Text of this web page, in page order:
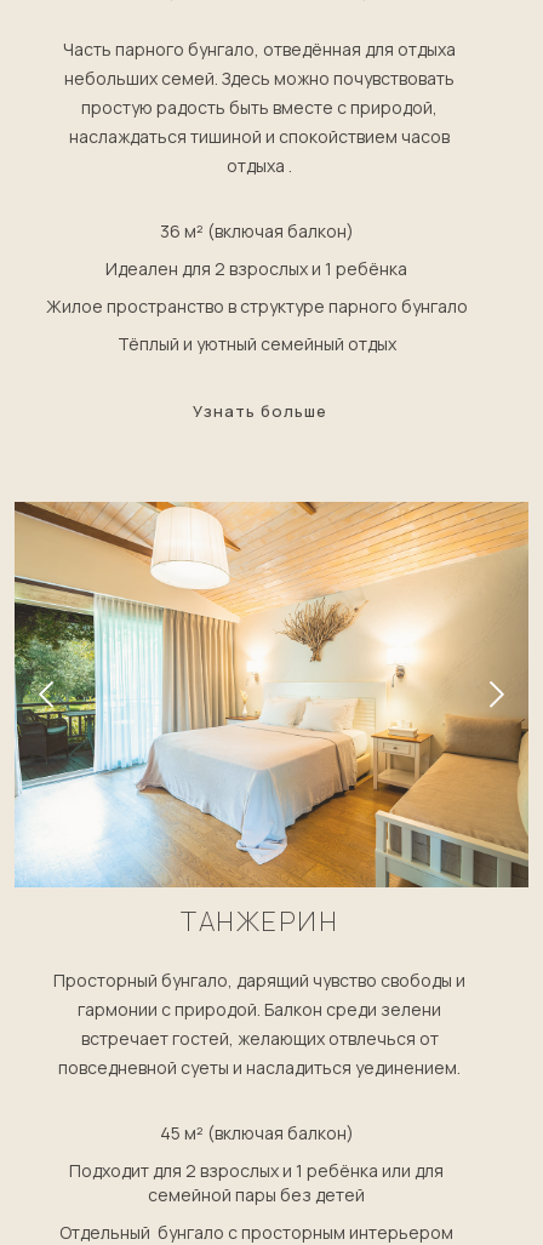
Часть парного бунгало, отведённая для отдыха
небольших семей. Здесь можно почувствовать
простую радость быть вместе с природой,
наслаждаться тишиной и спокойствием часов
отдыха .
36 м² (включая балкон)
Идеален для 2 взрослых и 1 ребёнка
Жилое пространство в структуре парного бунгало
Тёплый и уютный семейный отдых
Узнать больше
ТАНЖЕРИН
Просторный бунгало, дарящий чувство свободы и
гармонии с природой. Балкон среди зелени
встречает гостей, желающих отвлечься от
повседневной суеты и насладиться уединением.
45 м² (включая балкон)
Подходит для 2 взрослых и 1 ребёнка или для
семейной пары без детей
Отдельный бунгало с просторным интерьером